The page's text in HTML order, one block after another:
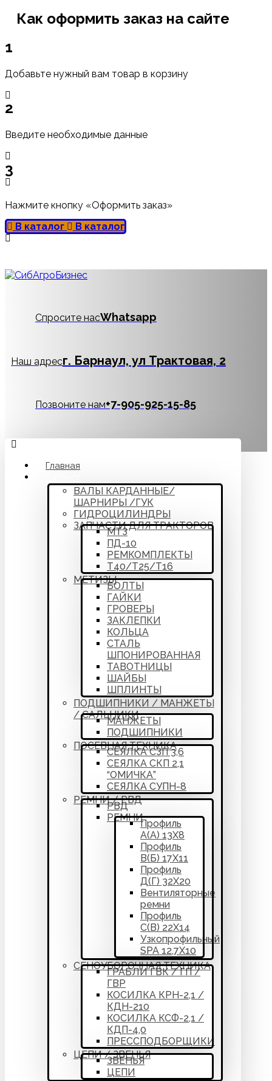
Как оформить заказ на сайте
1
Добавьте нужный вам товар в корзину
2
Введите необходимые данные
3
Нажмите кнопку «Оформить заказ»
В каталог
В каталог
Спросите насWhatsapp
Наш адресг. Барнаул, ул Трактовая, 2
Позвоните нам‪+7-905-925-15-85
Главная
ВАЛЫ КАРДАННЫЕ/
ШАРНИРЫ /ГУК
ГИДРОЦИЛИНДРЫ
ЗАПЧАСТИ ДЛЯ ТРАКТОРОВ
МТЗ
ПД-10
РЕМКОМПЛЕКТЫ
Т40/Т25/Т16
МЕТИЗЫ
БОЛТЫ
ГАЙКИ
ГРОВЕРЫ
ЗАКЛЕПКИ
КОЛЬЦА
СТАЛЬ
ШПОНИРОВАННАЯ
ТАВОТНИЦЫ
ШАЙБЫ
ШПЛИНТЫ
ПОДШИПНИКИ / МАНЖЕТЫ
/ САЛЬНИКИ
МАНЖЕТЫ
ПОДШИПНИКИ
ПОСЕВНАЯ ТЕХНИКА
СЕЯЛКА СЗП 3,6
СЕЯЛКА СКП 2,1
“ОМИЧКА”
СЕЯЛКА СУПН-8
РЕМНИ / РВД
РВД
РЕМНИ
Профиль
А(А) 13Х8
Профиль
В(Б) 17Х11
Профиль
Д(Г) 32Х20
Вентиляторные
ремни
Профиль
С(В) 22Х14
Узкопрофильный
SPA 12,7Х10
СЕНОУБОРОЧНАЯ ТЕХНИКА
ГРАБЛИ ГВК / ГП /
ГВР
КОСИЛКА КРН-2,1 /
КДН-210
КОСИЛКА КСФ-2,1 /
КДП-4,0
ПРЕССПОДБОРЩИКИ
ЦЕПИ / ЗВЕНЬЯ
ЗВЕНЬЯ
ЦЕПИ